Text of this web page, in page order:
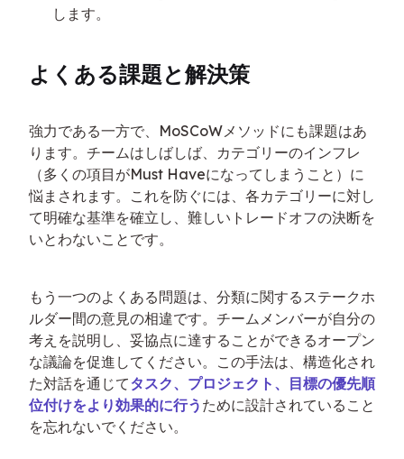
します。
よくある課題と解決策
強力である一方で、MoSCoWメソッドにも課題はあ
ります。チームはしばしば、カテゴリーのインフレ
（多くの項目がMust Haveになってしまうこと）に
悩まされます。これを防ぐには、各カテゴリーに対し
て明確な基準を確立し、難しいトレードオフの決断を
いとわないことです。
もう一つのよくある問題は、分類に関するステークホ
ルダー間の意見の相違です。チームメンバーが自分の
考えを説明し、妥協点に達することができるオープン
な議論を促進してください。この手法は、構造化され
た対話を通じてタスク、プロジェクト、目標の優先順
位付けをより効果的に行う ために設計されていること
を忘れないでください。